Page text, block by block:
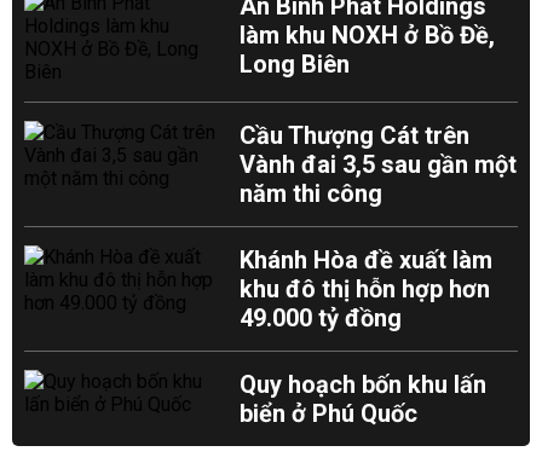
An Bình Phát Holdings
làm khu NOXH ở Bồ Đề,
Long Biên
Cầu Thượng Cát trên
Vành đai 3,5 sau gần một
năm thi công
Khánh Hòa đề xuất làm
khu đô thị hỗn hợp hơn
49.000 tỷ đồng
Quy hoạch bốn khu lấn
biển ở Phú Quốc